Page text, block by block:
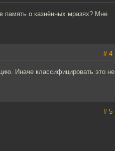
память о казнённых мразях? Мне
# 4
Иначе классифицировать это не
# 5